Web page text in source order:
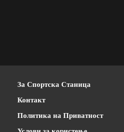
За Спортска Станица
Контакт
Политика на Приватност